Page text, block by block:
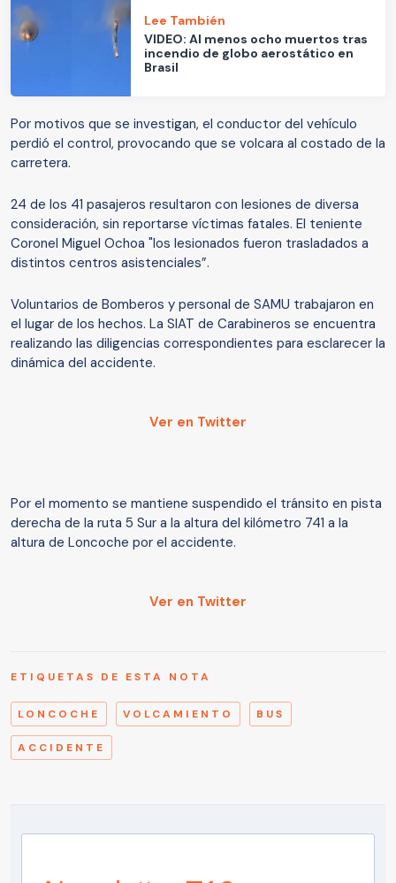
Lee También
VIDEO: Al menos ocho muertos tras
incendio de globo aerostático en
Brasil
Por motivos que se investigan, el conductor del vehículo
perdió el control, provocando que se volcara al costado de la
carretera.
24 de los 41 pasajeros resultaron con lesiones de diversa
consideración, sin reportarse víctimas fatales. El teniente
Coronel Miguel Ochoa "los lesionados fueron trasladados a
distintos centros asistenciales”.
Voluntarios de Bomberos y personal de SAMU trabajaron en
el lugar de los hechos. La SIAT de Carabineros se encuentra
realizando las diligencias correspondientes para esclarecer la
dinámica del accidente.
Ver en Twitter
Por el momento se mantiene suspendido el tránsito en pista
derecha de la ruta 5 Sur a la altura del kilómetro 741 a la
altura de Loncoche por el accidente.
Ver en Twitter
ETIQUETAS DE ESTA NOTA
LONCOCHE VOLCAMIENTO BUS
ACCIDENTE